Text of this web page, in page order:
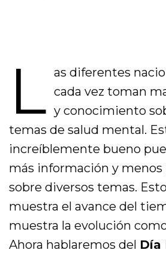
L as diferentes
cada vez toman
y conocimiento
temas de salud mental.
increíblemente bueno
más información y
sobre diversos temas.
muestra el avance del
muestra la evolución
Ahora hablaremos del Día